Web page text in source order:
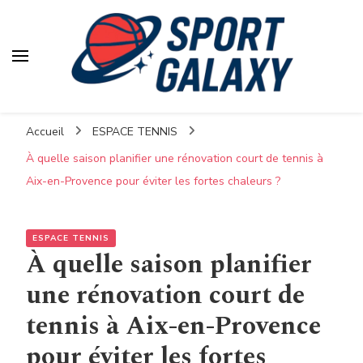
Accueil
ESPACE TENNIS
À quelle saison planifier une rénovation court de tennis à
Aix-en-Provence pour éviter les fortes chaleurs ?
ESPACE TENNIS
À quelle saison planifier
une rénovation court de
tennis à Aix-en-Provence